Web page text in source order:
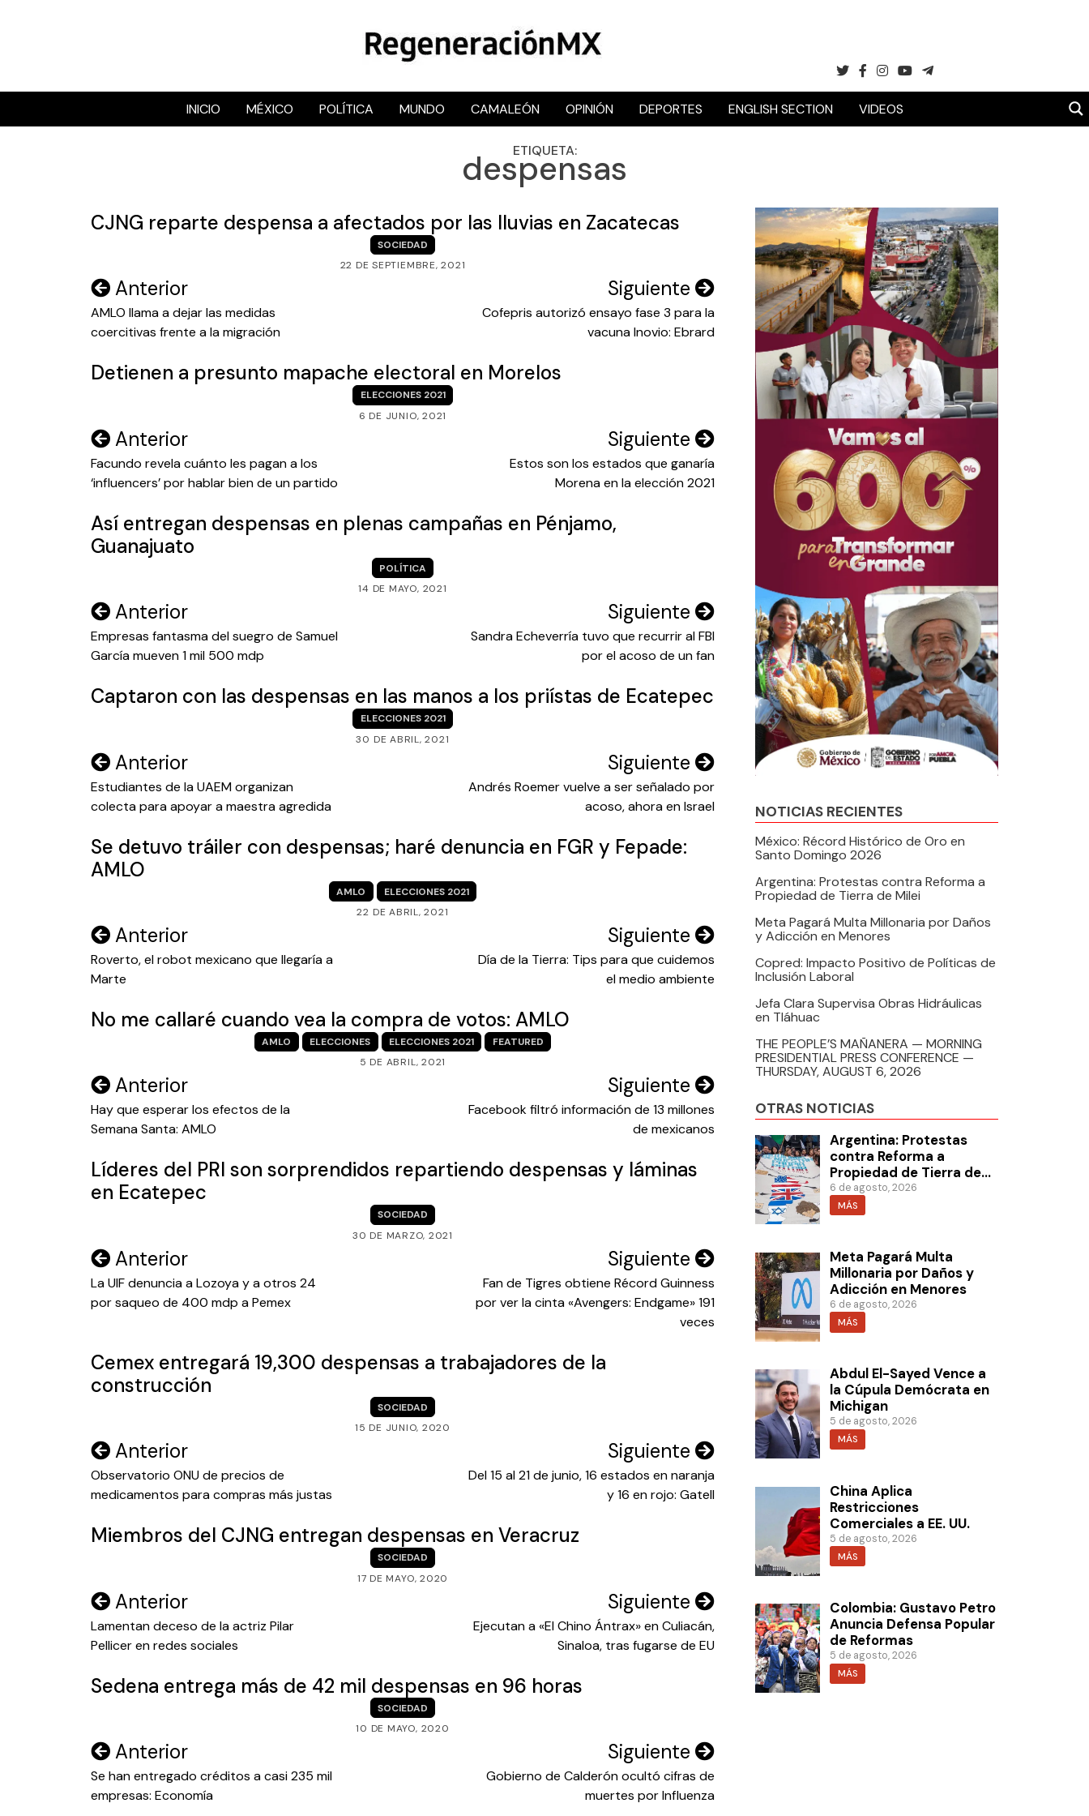
RegeneraciónMX
Sitio de noticias libre e independiente
INICIO MÉXICO POLÍTICA MUNDO CAMALEÓN OPINIÓN DEPORTES ENGLISH SECTION VIDEOS
ETIQUETA:
despensas
CJNG reparte despensa a afectados por las lluvias en Zacatecas
SOCIEDAD
22 DE SEPTIEMBRE, 2021
Navegación
de
Anterior
AMLO llama a dejar las medidas
coercitivas frente a la migración
Siguiente
Cofepris autorizó ensayo fase 3 para la
vacuna Inovio: Ebrard
Detienen a presunto mapache electoral en Morelos
ELECCIONES 2021
6 DE JUNIO, 2021
Navegación
de
entradas
Anterior
Facundo revela cuánto les pagan a los
‘influencers’ por hablar bien de un partido
Siguiente
Estos son los estados que ganaría
Morena en la elección 2021
Así entregan despensas en plenas campañas en Pénjamo,
Guanajuato
POLÍTICA
14 DE MAYO, 2021
Navegación
de
Anterior
Empresas fantasma del suegro de Samuel
García mueven 1 mil 500 mdp
Siguiente
Sandra Echeverría tuvo que recurrir al FBI
por el acoso de un fan
Captaron con las despensas en las manos a los priístas de Ecatepec
ELECCIONES 2021
30 DE ABRIL, 2021
Navegación
de
entradas
Anterior
Estudiantes de la UAEM organizan
colecta para apoyar a maestra agredida
Siguiente
Andrés Roemer vuelve a ser señalado por
acoso, ahora en Israel
Se detuvo tráiler con despensas; haré denuncia en FGR y Fepade:
AMLO
AMLO
ELECCIONES 2021
22 DE ABRIL, 2021
Navegación
de
Anterior
Roverto, el robot mexicano que llegaría a
Marte
Siguiente
Día de la Tierra: Tips para que cuidemos
el medio ambiente
No me callaré cuando vea la compra de votos: AMLO
AMLO ELECCIONES ELECCIONES 2021
FEATURED
5 DE ABRIL, 2021
Navegación
de
Anterior
Hay que esperar los efectos de la
Semana Santa: AMLO
Siguiente
Facebook filtró información de 13 millones
de mexicanos
Líderes del PRI son sorprendidos repartiendo despensas y láminas
en Ecatepec
SOCIEDAD
30 DE MARZO, 2021
Navegación
de
entradas
Anterior
La UIF denuncia a Lozoya y a otros 24
por saqueo de 400 mdp a Pemex
Siguiente
Fan de Tigres obtiene Récord Guinness
por ver la cinta «Avengers: Endgame» 191
veces
Cemex entregará 19,300 despensas a trabajadores de la
construcción
SOCIEDAD
15 DE JUNIO, 2020
Navegación
de
Anterior
Observatorio ONU de precios de
medicamentos para compras más justas
Siguiente
Del 15 al 21 de junio, 16 estados en naranja
y 16 en rojo: Gatell
Miembros del CJNG entregan despensas en Veracruz
SOCIEDAD
17 DE MAYO, 2020
Navegación
de
Anterior
Lamentan deceso de la actriz Pilar
Pellicer en redes sociales
Siguiente
Ejecutan a «El Chino Ántrax» en Culiacán,
Sinaloa, tras fugarse de EU
Sedena entrega más de 42 mil despensas en 96 horas
SOCIEDAD
10 DE MAYO, 2020
Navegación
de
entradas
Anterior
Se han entregado créditos a casi 235 mil
empresas: Economía
Siguiente
Gobierno de Calderón ocultó cifras de
muertes por Influenza
NOTICIAS RECIENTES
México: Récord Histórico de Oro en
Santo Domingo 2026
Argentina: Protestas contra Reforma a
Propiedad de Tierra de Milei
Meta Pagará Multa Millonaria por Daños
y Adicción en Menores
Copred: Impacto Positivo de Políticas de
Inclusión Laboral
Jefa Clara Supervisa Obras Hidráulicas
en Tláhuac
THE PEOPLE’S MAÑANERA — MORNING
PRESIDENTIAL PRESS CONFERENCE —
THURSDAY, AUGUST 6, 2026
OTRAS NOTICIAS
Argentina: Protestas
contra Reforma a
Propiedad de Tierra de
Milei
6 de agosto, 2026
MÁS
Meta Pagará Multa
Millonaria por Daños y
Adicción en Menores
6 de agosto, 2026
MÁS
Abdul El-Sayed Vence a
la Cúpula Demócrata en
Michigan
5 de agosto, 2026
MÁS
China Aplica
Restricciones
Comerciales a EE. UU.
5 de agosto, 2026
MÁS
Colombia: Gustavo Petro
Anuncia Defensa Popular
de Reformas
5 de agosto, 2026
MÁS